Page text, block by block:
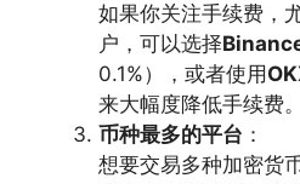
如果你关注手续费，
户，可以选择
0.1%），或者使用
来大幅度降低手续费。
币种最多的平台 ：
想要交易多种加密货